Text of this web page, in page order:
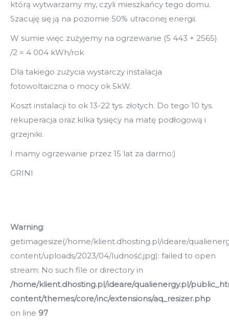
którą wytwarzamy my, czyli mieszkańcy tego domu.
Szacuję się ją na poziomie 50% utraconej energii.
W sumie więc zużyjemy na ogrzewanie (5 443 + 2565)
/2 = 4 004 kWh/rok
Dla takiego zużycia wystarczy instalacja
fotowoltaiczna o mocy ok 5kW.
Koszt instalacji to ok 13-22 tys. złotych. Do tego 10 tys.
rekuperacja oraz kilka tysięcy na matę podłogową i
grzejniki.
I mamy ogrzewanie przez 15 lat za darmo:)
GRINI
Warning:
getimagesize(/home/klient.dhosting.pl/ideare/
content/uploads/2023/04/ludność.jpg): failed to open
stream: No such file or directory in
/home/klient.dhosting.pl/ideare/qualienergy.pl/
content/themes/core/inc/extensions/aq_resizer.php
on line 97